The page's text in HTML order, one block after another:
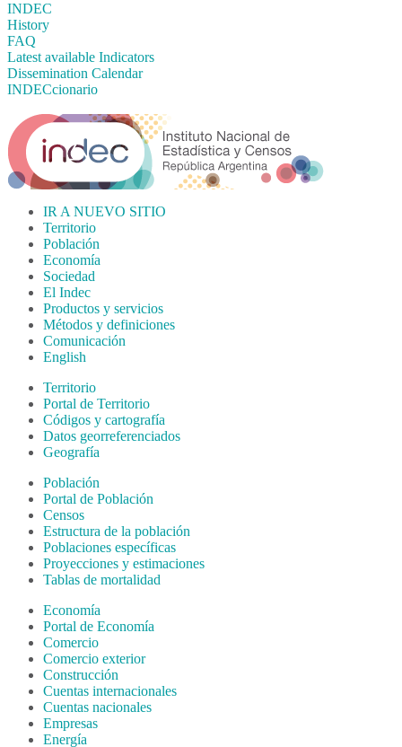
INDEC
History
FAQ
Latest available Indicators
Dissemination Calendar
INDECcionario
IR A NUEVO SITIO
Territorio
Población
Economía
Sociedad
El Indec
Productos y servicios
Métodos y definiciones
Comunicación
English
Territorio
Portal de Territorio
Códigos y cartografía
Datos georreferenciados
Geografía
Población
Portal de Población
Censos
Estructura de la población
Poblaciones específicas
Proyecciones y estimaciones
Tablas de mortalidad
Economía
Portal de Economía
Comercio
Comercio exterior
Construcción
Cuentas internacionales
Cuentas nacionales
Empresas
Energía